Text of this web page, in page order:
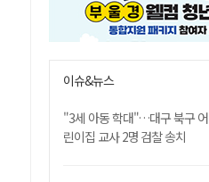
이슈&뉴스
"3세 아동 학대"…대구 북구 어
린이집 교사 2명 검찰 송치